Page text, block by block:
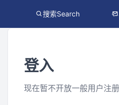
搜索Search
登入
现在暂不开放一般用户注册